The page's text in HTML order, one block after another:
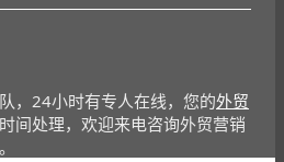
，24小时有专人在线，您的外贸
间处理，欢迎来电咨询外贸营销